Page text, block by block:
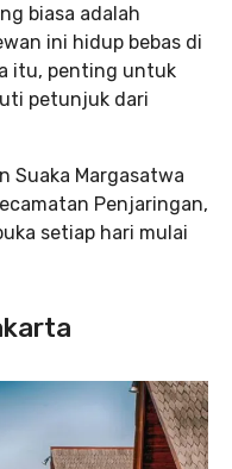
biasa adalah
ini hidup bebas di
itu, penting untuk
petunjuk dari
Suaka Margasatwa
Penjaringan,
setiap hari mulai